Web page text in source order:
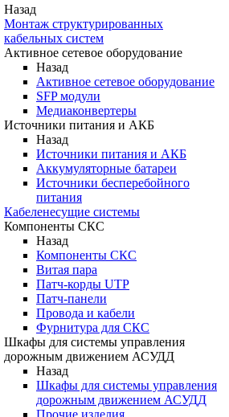
Назад
Монтаж структурированных
кабельных систем
Активное сетевое оборудование
Назад
Активное сетевое оборудование
SFP модули
Медиаконвертеры
Источники питания и АКБ
Назад
Источники питания и АКБ
Аккумуляторные батареи
Источники бесперебойного
питания
Кабеленесущие системы
Компоненты СКС
Назад
Компоненты СКС
Витая пара
Патч-корды UTP
Патч-панели
Провода и кабели
Фурнитура для СКС
Шкафы для системы управления
дорожным движением АСУДД
Назад
Шкафы для системы управления
дорожным движением АСУДД
Прочие изделия